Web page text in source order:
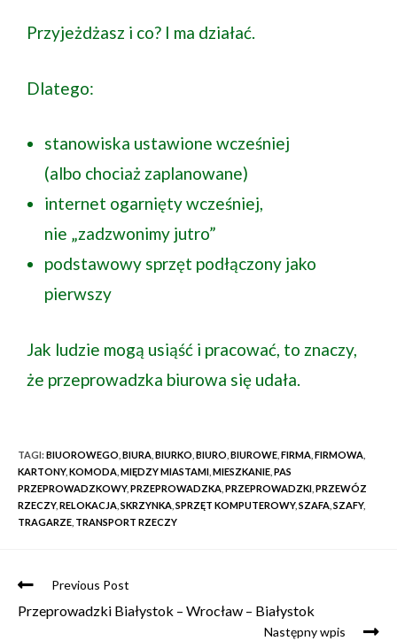
Przyjeżdżasz i co? I ma działać.
Dlatego:
stanowiska ustawione wcześniej
(albo chociaż zaplanowane)
internet ogarnięty wcześniej,
nie „zadzwonimy jutro”
podstawowy sprzęt podłączony jako
pierwszy
Jak ludzie mogą usiąść i pracować, to znaczy,
że przeprowadzka biurowa się udała.
TAGI:BIUOROWEGO BIURA BIURKO BIURO BIUROWE FIRMA FIRMOWA
KARTONY, KOMODA MIĘDZY MIASTAMI MIESZKANIE PAS
PRZEPROWADZKOWY, PRZEPROWADZKA PRZEPROWADZKI PRZEWÓZ
RZECZY, RELOKACJA SKRZYNKA SPRZĘT KOMPUTEROWY, SZAFA SZAFY,
TRAGARZE TRANSPORT RZECZY
Previous Post
Przeprowadzki Białystok – Wrocław – Białystok
Następny wpis